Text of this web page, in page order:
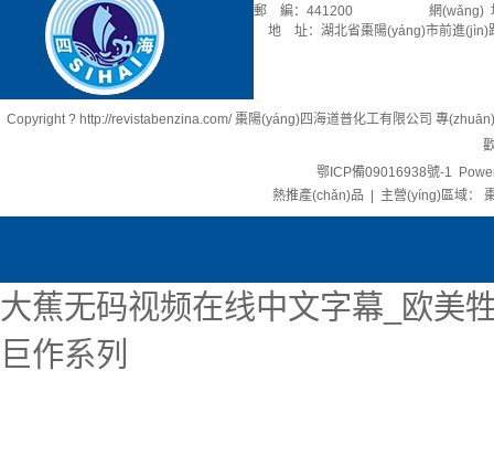
郵 編：441200 網(wǎng) 址：
地 址：湖北省棗陽(yáng)市前進(jìn)
Copyright ? http://revistabenzina.com/ 棗陽(yáng)四海道普化工有限公司 專
鄂ICP備09016938號-1
熱推產(chǎn)品 | 主營(yíng)區域：
大蕉无码视频在线中文字幕_欧美
巨作系列